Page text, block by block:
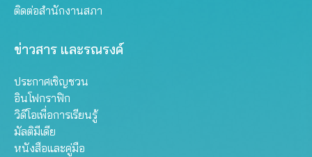
ติดต่อสำนักงานสภา
ข่าวสาร และรณรงค์
ประกาศเชิญชวน
อินโฟกราฟิก
วิดีโอเพื่อการเรียนรู้
มัลติมีเดีย
หนังสือและคู่มือ